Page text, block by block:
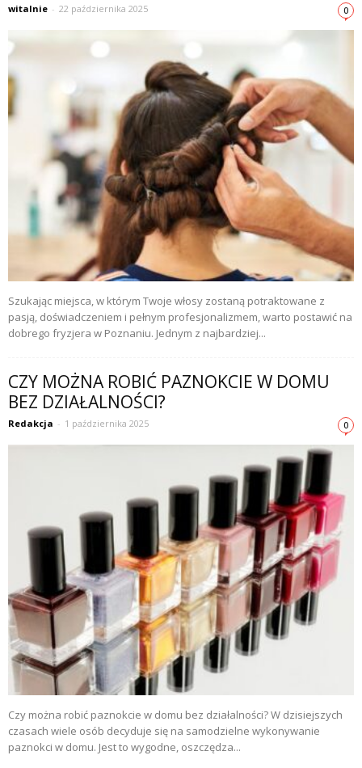
witalnie - 22 października 2025 0
Szukając miejsca, w którym Twoje włosy zostaną potraktowane z
pasją, doświadczeniem i pełnym profesjonalizmem, warto postawić na
dobrego fryzjera w Poznaniu. Jednym z najbardziej...
CZY MOŻNA ROBIĆ PAZNOKCIE W DOMU
BEZ DZIAŁALNOŚCI?
Redakcja - 1 października 2025 0
Czy można robić paznokcie w domu bez działalności? W dzisiejszych
czasach wiele osób decyduje się na samodzielne wykonywanie
paznokci w domu. Jest to wygodne, oszczędza...